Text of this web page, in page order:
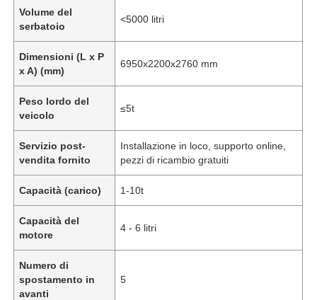
Volume del
serbatoio
<5000 litri
Dimensioni (L x P
x A) (mm)
6950x2200x2760 mm
Peso lordo del
veicolo
≤5t
Servizio post-
vendita fornito
Installazione in loco, supporto online,
pezzi di ricambio gratuiti
Capacità (carico) 1-10t
Capacità del
motore
4 - 6 litri
Numero di
spostamento in
avanti
5